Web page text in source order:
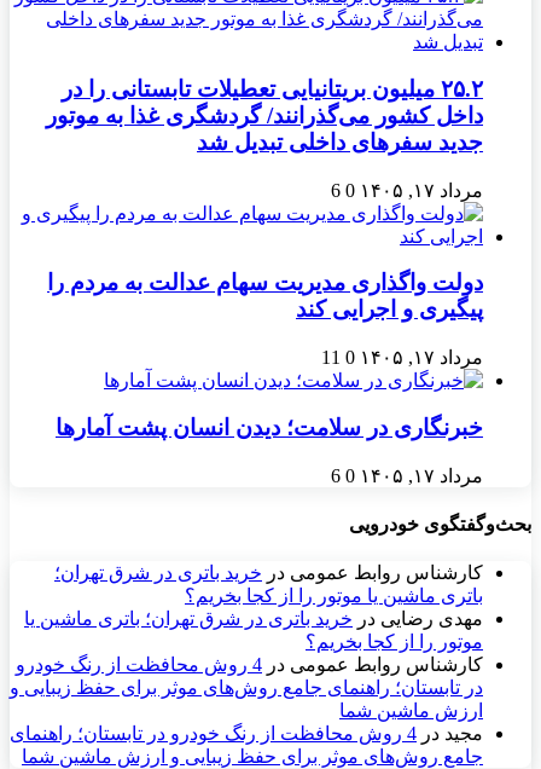
۲۵.۲ میلیون بریتانیایی تعطیلات تابستانی را در
داخل کشور می‌گذرانند/ گردشگری غذا به موتور
جدید سفرهای داخلی تبدیل شد
مرداد ۱۷, ۱۴۰۵ 0
6
دولت واگذاری مدیریت سهام عدالت به مردم را
پیگیری و اجرایی کند
مرداد ۱۷, ۱۴۰۵ 0
11
خبرنگاری در سلامت؛ دیدن انسان پشت آمارها
مرداد ۱۷, ۱۴۰۵ 0
6
بحث‌وگفتگوی خودرویی
کارشناس روابط عمومی در خرید باتری در شرق تهران؛
باتری ماشین یا موتور را از کجا بخریم؟
مهدی رضایی در خرید باتری در شرق تهران؛ باتری ماشین یا
موتور را از کجا بخریم؟
کارشناس روابط عمومی در
4 روش محافظت از رنگ خودرو
در تابستان؛ راهنمای جامع روش‌های موثر برای حفظ زیبایی و
ارزش ماشین شما
مجید در
4 روش محافظت از رنگ خودرو در تابستان؛ راهنمای
جامع روش‌های موثر برای حفظ زیبایی و ارزش ماشین شما